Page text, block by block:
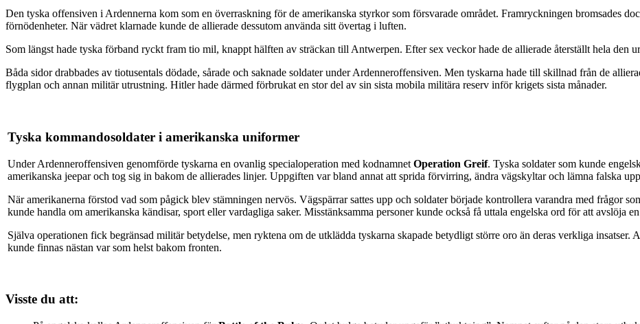
Den tyska offensiven i Ardennerna kom som en överraskning för de amerikanska styrkor som försvarade området. Framryckningen bromsades
förnödenheter. När vädret klarnade kunde de allierade dessutom använda sitt övertag i luften.
Som längst hade tyska förband ryckt fram tio mil, knappt hälften av sträckan till Antwerpen. Efter sex veckor hade de allierade återställt hela den
Båda sidor drabbades av tiotusentals dödade, sårade och saknade soldater under Ardenneroffensiven. Men tyskarna hade till skillnad från de
flygplan och annan militär utrustning. Hitler hade därmed förbrukat en stor del av sin sista mobila militära reserv inför krigets sista månader.
Tyska kommandosoldater i amerikanska uniformer
Under Ardenneroffensiven genomförde tyskarna en ovanlig specialoperation med kodnamnet Operation Greif. Tyska soldater som kunde
amerikanska jeepar och tog sig in bakom de allierades linjer. Uppgiften var bland annat att sprida förvirring, ändra vägskyltar och lämna falska
När amerikanerna förstod vad som pågick blev stämningen nervös. Vägspärrar sattes upp och soldater började kontrollera varandra med frågor
kunde handla om amerikanska kändisar, sport eller vardagliga saker. Misstänksamma personer kunde också få uttala engelska ord för att avslöja
Själva operationen fick begränsad militär betydelse, men ryktena om de utklädda tyskarna skapade betydligt större oro än deras verkliga insatser.
kunde finnas nästan var som helst bakom fronten.
Visste du att: